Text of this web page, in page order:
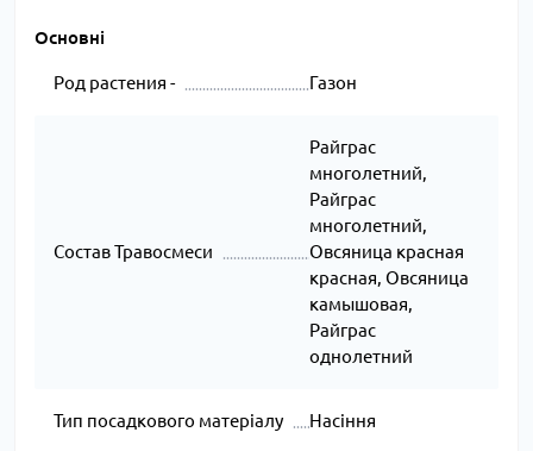
Основні
Род растения - Газон
Состав Травосмеси
Райграс
многолетний,
Райграс
многолетний,
Овсяница красная
красная, Овсяница
камышовая,
Райграс
однолетний
Тип посадкового матеріалу Насіння